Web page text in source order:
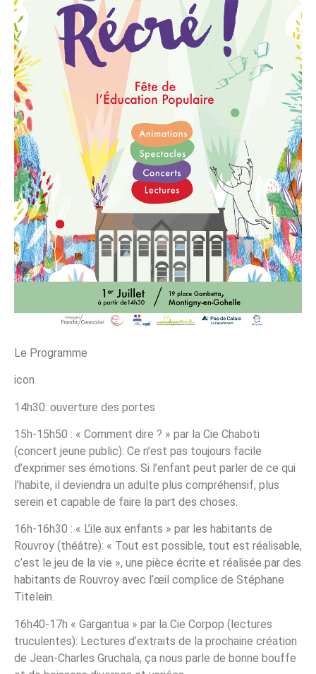
Le Programme
icon
14h30: ouverture des portes
15h-15h50 : « Comment dire ? » par la Cie Chaboti
(concert jeune public): Ce n’est pas toujours facile
d’exprimer ses émotions. Si l’enfant peut parler de ce qui
l’habite, il deviendra un adulte plus compréhensif, plus
serein et capable de faire la part des choses.
16h-16h30 : « L’ile aux enfants » par les habitants de
Rouvroy (théâtre): « Tout est possible, tout est réalisable,
c’est le jeu de la vie », une pièce écrite et réalisée par des
habitants de Rouvroy avec l’œil complice de Stéphane
Titelein.
16h40-17h « Gargantua » par la Cie Corpop (lectures
truculentes): Lectures d’extraits de la prochaine création
de Jean-Charles Gruchala, ça nous parle de bonne bouffe